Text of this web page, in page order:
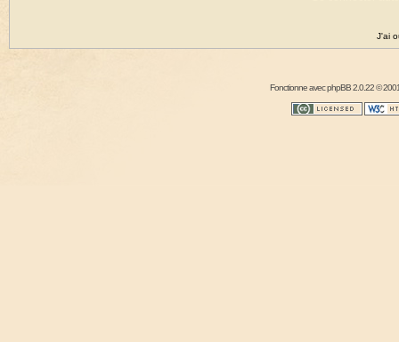
J'ai
Fonctionne avecphpBB2.0.22 ©